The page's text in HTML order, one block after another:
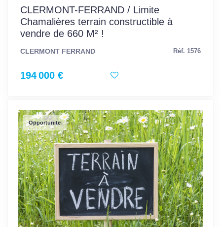
CLERMONT-FERRAND / Limite
Chamalières terrain constructible à
vendre de 660 M² !
CLERMONT FERRAND Réf. 1576
194 000 €
Opportunite